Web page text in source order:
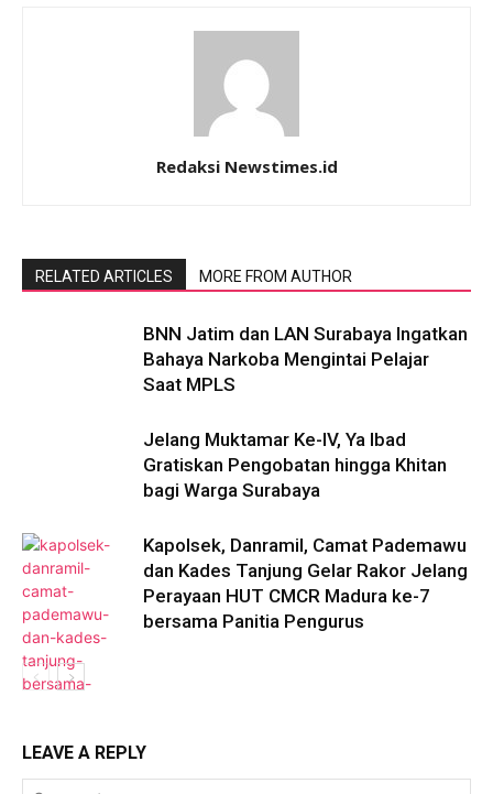
Redaksi Newstimes.id
RELATED ARTICLES MORE FROM AUTHOR
BNN Jatim dan LAN Surabaya Ingatkan
Bahaya Narkoba Mengintai Pelajar
Saat MPLS
Jelang Muktamar Ke-IV, Ya Ibad
Gratiskan Pengobatan hingga Khitan
bagi Warga Surabaya
Kapolsek, Danramil, Camat Pademawu
dan Kades Tanjung Gelar Rakor Jelang
Perayaan HUT CMCR Madura ke-7
bersama Panitia Pengurus
LEAVE A REPLY